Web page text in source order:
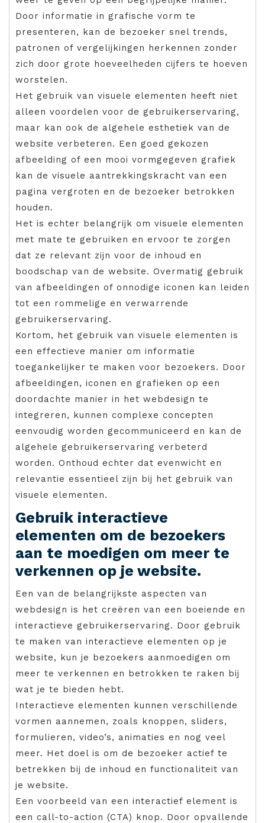
Door informatie in grafische vorm te
presenteren, kan de bezoeker snel trends,
patronen of vergelijkingen herkennen zonder
zich door grote hoeveelheden cijfers te hoeven
worstelen.
Het gebruik van visuele elementen heeft niet
alleen voordelen voor de gebruikerservaring,
maar kan ook de algehele esthetiek van de
website verbeteren. Een goed gekozen
afbeelding of een mooi vormgegeven grafiek
kan de visuele aantrekkingskracht van een
pagina vergroten en de bezoeker betrokken
houden.
Het is echter belangrijk om visuele elementen
met mate te gebruiken en ervoor te zorgen
dat ze relevant zijn voor de inhoud en
boodschap van de website. Overmatig gebruik
van afbeeldingen of onnodige iconen kan leiden
tot een rommelige en verwarrende
gebruikerservaring.
Kortom, het gebruik van visuele elementen is
een effectieve manier om informatie
toegankelijker te maken voor bezoekers. Door
afbeeldingen, iconen en grafieken op een
doordachte manier in het webdesign te
integreren, kunnen complexe concepten
eenvoudig worden gecommuniceerd en kan de
algehele gebruikerservaring verbeterd
worden. Onthoud echter dat evenwicht en
relevantie essentieel zijn bij het gebruik van
visuele elementen.
Gebruik interactieve
elementen om de bezoekers
aan te moedigen om meer te
verkennen op je website.
Een van de belangrijkste aspecten van
webdesign is het creëren van een boeiende en
interactieve gebruikerservaring. Door gebruik
te maken van interactieve elementen op je
website, kun je bezoekers aanmoedigen om
meer te verkennen en betrokken te raken bij
wat je te bieden hebt.
Interactieve elementen kunnen verschillende
vormen aannemen, zoals knoppen, sliders,
formulieren, video’s, animaties en nog veel
meer. Het doel is om de bezoeker actief te
betrekken bij de inhoud en functionaliteit van
je website.
Een voorbeeld van een interactief element is
een call-to-action (CTA) knop. Door opvallende